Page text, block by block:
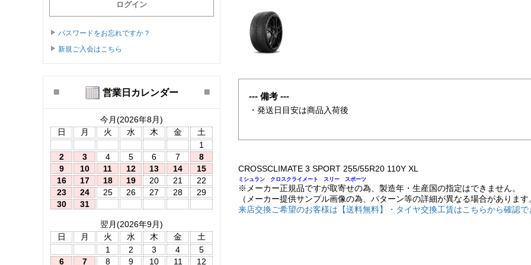
--- 備考 ---
・発送日目安は商品入荷後
CROSSCLIMATE 3 SPORT 255/55R20 110Y XL
ミシュラン クロスクライメート スリー スポーツ
※メーカー正規品ですが取寄せの為、製造年・生産国の指定はできません。
（メーカー提供サンプル画像の為、パターン等の詳細が異なる場合があります
来店交換ご希望のお客様は【送料無料】・タイヤ交換工賃はこちらから確認で
パスワードをお忘れですか？
新規ご入会はこちら
営業日カレンダー
今月(2026年8月)
日
月 火 水 木 金
土
1
2
3 4 5 6 7
8
9
10 11 12 13 14
15
16
17 18 19 20 21
22
23
24 25 26 27 28
29
30
31
翌月(2026年9月)
日
月 火 水 木 金
土
1
2 3 4
5
6
7 8 9 10 11 12